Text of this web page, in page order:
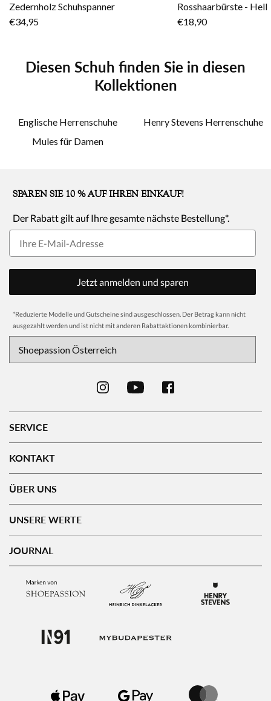
Zedernholz Schuhspanner
€34,95
Rosshaarbürste - Hell
€18,90
Diesen Schuh finden Sie in diesen
Kollektionen
Englische Herrenschuhe
Henry Stevens Herrenschuhe
Mules für Damen
SERVICE
KONTAKT
ÜBER UNS
UNSERE WERTE
JOURNAL
SPAREN SIE 10 % AUF IHREN EINKAUF!
Der Rabatt gilt auf Ihre gesamte nächste Bestellung*.
Jetzt anmelden und sparen
*Reduzierte Modelle und Gutscheine sind ausgeschlossen. Der Betrag kann nicht
ausgezahlt werden und ist nicht mit anderen Rabattaktionen kombinierbar.